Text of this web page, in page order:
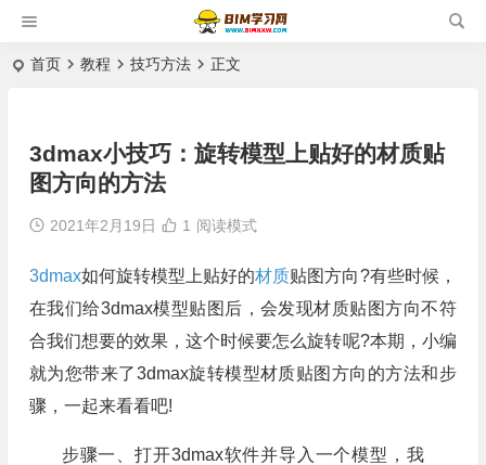
首页 教程 技巧方法 正文
3dmax小技巧：旋转模型上贴好的材质贴
图方向的方法
2021年2月19日 1 阅读模式
3dmax如何旋转模型上贴好的材质贴图方向?有些时候，
在我们给3dmax模型贴图后，会发现材质贴图方向不符
合我们想要的效果，这个时候要怎么旋转呢?本期，小编
就为您带来了3dmax旋转模型材质贴图方向的方法和步
骤，一起来看看吧!
步骤一、打开3dmax软件并导入一个模型，我